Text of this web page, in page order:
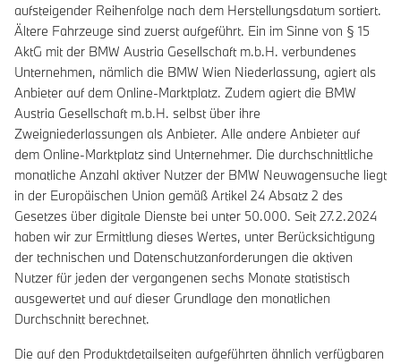
aufsteigender Reihenfolge nach dem Herstellungsdatum sortiert.
Ältere Fahrzeuge sind zuerst aufgeführt. Ein im Sinne von § 15
AktG mit der BMW Austria Gesellschaft m.b.H. verbundenes
Unternehmen, nämlich die BMW Wien Niederlassung, agiert als
Anbieter auf dem Online-Marktplatz. Zudem agiert die BMW
Austria Gesellschaft m.b.H. selbst über ihre
Zweigniederlassungen als Anbieter. Alle andere Anbieter auf
dem Online-Marktplatz sind Unternehmer. Die durchschnittliche
monatliche Anzahl aktiver Nutzer der BMW Neuwagensuche liegt
in der Europäischen Union gemäß Artikel 24 Absatz 2 des
Gesetzes über digitale Dienste bei unter 50.000. Seit 27.2.2024
haben wir zur Ermittlung dieses Wertes, unter Berücksichtigung
der technischen und Datenschutzanforderungen die aktiven
Nutzer für jeden der vergangenen sechs Monate statistisch
ausgewertet und auf dieser Grundlage den monatlichen
Durchschnitt berechnet.
Die auf den Produktdetailseiten aufgeführten ähnlich verfügbaren